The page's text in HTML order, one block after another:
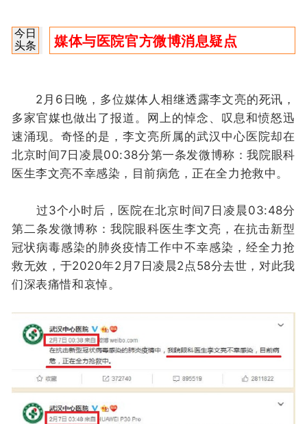
今日
头条
媒体与医院官方微博消息疑点
2月6日晚，多位媒体人相继透露李文亮的死讯，
多家官媒也做出了报道。网上的悼念、叹息和愤怒迅
速涌现。奇怪的是，李文亮所属的武汉中心医院却在
北京时间7日凌晨00:38分第一条发微博称：我院眼科
医生李文亮不幸感染，目前病危，正在全力抢救中。
过3个小时后，医院在北京时间7日凌晨03:48分
第二条发微博称：我院眼科医生李文亮，在抗击新型
冠状病毒感染的肺炎疫情工作中不幸感染，经全力抢
救无效，于2020年2月7日凌晨2点58分去世，对此我
们深表痛惜和哀悼。